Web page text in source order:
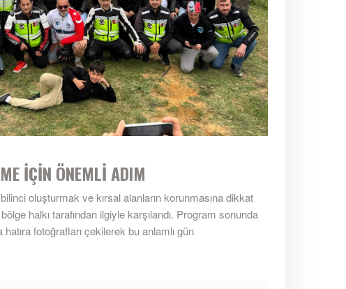
İÇİN ÖNEMLİ ADIM
oluşturmak ve kırsal alanların korunmasına dikkat
halkı tarafından ilgiyle karşılandı. Program sonunda
hatıra fotoğrafları çekilerek bu anlamlı gün